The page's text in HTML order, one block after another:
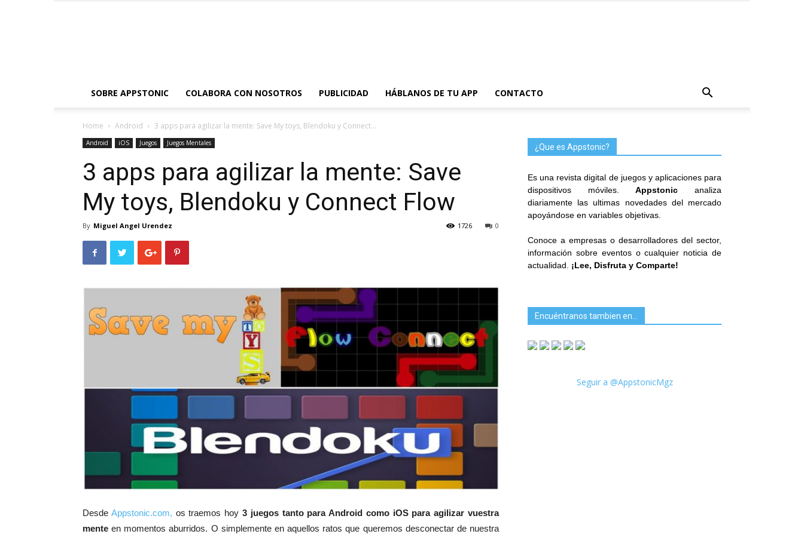
SOBRE APPSTONIC COLABORA CON NOSOTROS PUBLICIDAD HÁBLANOS DE TU APP CONTACTO
Home Android 3 apps para agilizar la mente: Save My toys, Blendoku y Connect...
Android iOS Juegos Juegos Mentales
3 apps para agilizar la mente: Save
My toys, Blendoku y Connect Flow
By Miguel Angel Urendez 0
1726
Desde Appstonic.com, os traemos hoy 3 juegos tanto para Android como iOS para agilizar vuestra
mente en momentos aburridos. O simplemente en aquellos ratos que queremos desconectar de nuestra
¿Que es Appstonic?
Es una revista digital de juegos y aplicaciones para
dispositivos móviles.Appstonic analiza
diariamente las ultimas novedades del mercado
apoyándose en variables objetivas.
Conoce a empresas o desarrolladores del sector,
información sobre eventos o cualquier noticia de
actualidad. ¡Lee, Disfruta y Comparte!
Encuéntranos tambien en…
Seguir a @AppstonicMgz